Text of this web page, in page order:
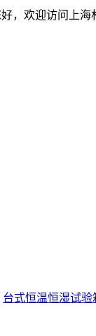
，欢迎访问上海
台式恒温恒湿试验